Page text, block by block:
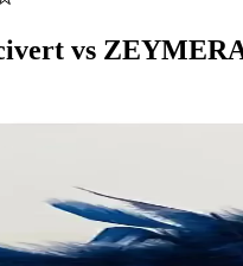
vs